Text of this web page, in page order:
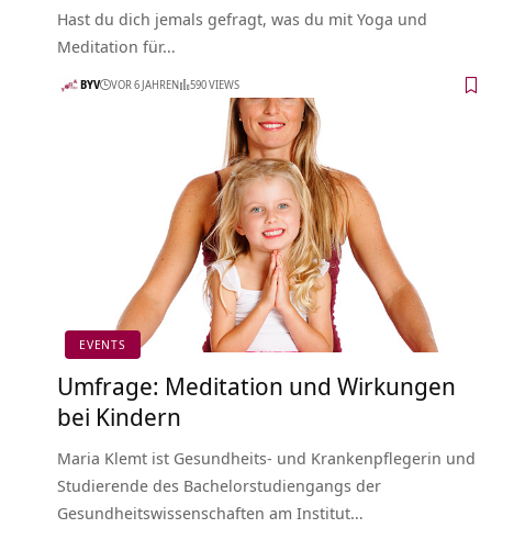
Hast du dich jemals gefragt, was du mit Yoga und
Meditation für…
BYV VOR 6 JAHREN 590 VIEWS
EVENTS
Umfrage: Meditation und Wirkungen
bei Kindern
Maria Klemt ist Gesundheits- und Krankenpflegerin und
Studierende des Bachelorstudiengangs der
Gesundheitswissenschaften am Institut…